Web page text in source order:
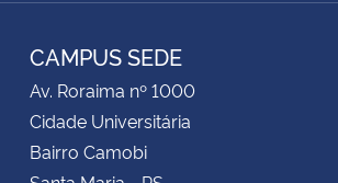
CAMPUS SEDE
Av. Roraima nº 1000
Cidade Universitária
Bairro Camobi